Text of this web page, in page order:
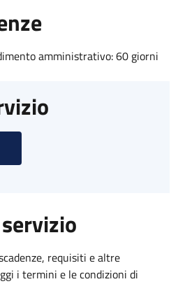
amministrativo: 60 giorni
requisiti e altre
i termini e le condizioni di